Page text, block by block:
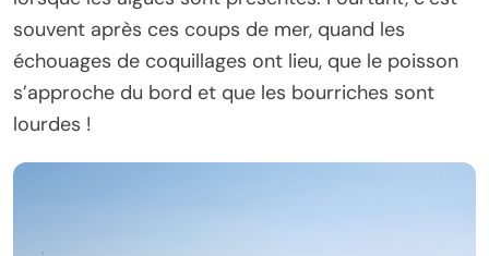
souvent après ces coups de mer, quand les
échouages de coquillages ont lieu, que le poisson
s’approche du bord et que les bourriches sont
lourdes !